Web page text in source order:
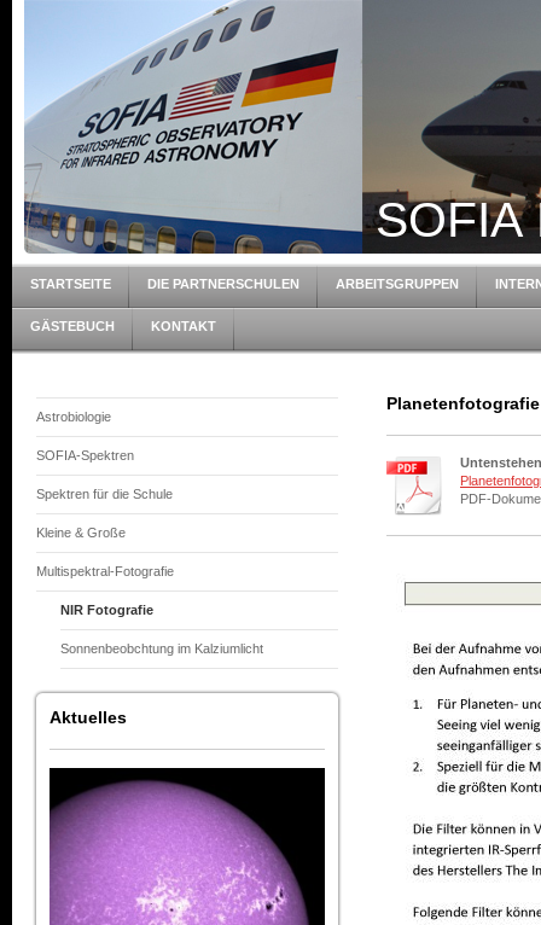
SOFIA
STARTSEITE DIE PARTNERSCHULEN ARBEITSGRUPPEN
GÄSTEBUCH KONTAKT
Astrobiologie
SOFIA-Spektren
Spektren für die Schule
Kleine & Große
Multispektral-Fotografie
NIR Fotografie
Sonnenbeobchtung im Kalziumlicht
Aktuelles
PDF-